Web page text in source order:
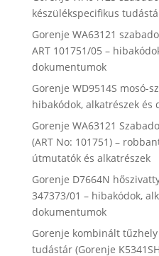
készülékspecifikus
Gorenje WA63121
ART 101751/05 –
dokumentumok
Gorenje WD9514S mosó-
hibakódok, alkatrészek és
Gorenje WA63121
(ART No: 101751) –
útmutatók és alkatrészek
Gorenje D7664N
347373/01 – hibakódok,
dokumentumok
Gorenje kombinált
tudástár (Gorenje